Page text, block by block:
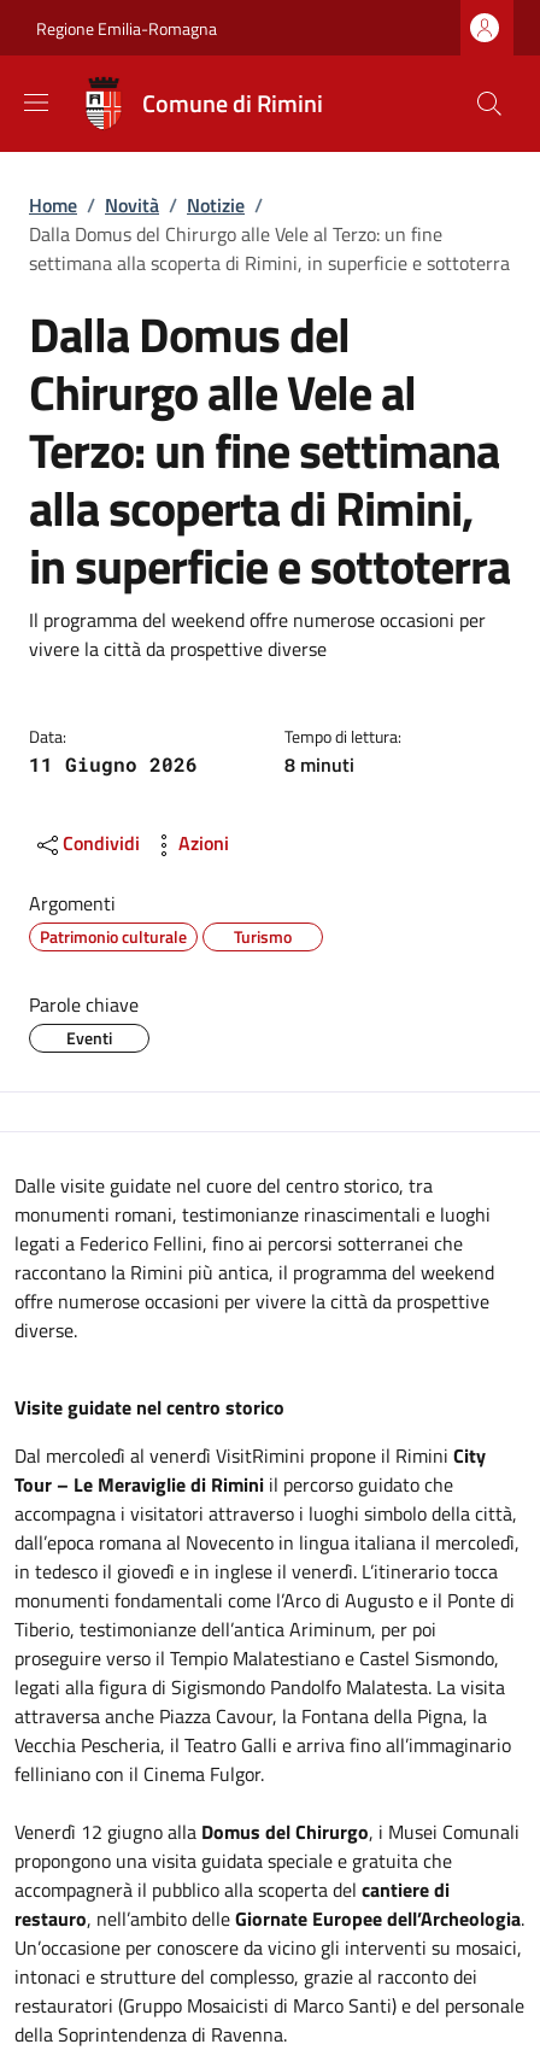
Regione Emilia-Romagna
Comune di Rimini
Briciole di pane
Home / Novità / Notizie /
Dalla Domus del Chirurgo alle Vele al Terzo: un fine
settimana alla scoperta di Rimini, in superficie e sottoterra
Dalla Domus del
Chirurgo alle Vele al
Terzo: un fine settimana
alla scoperta di Rimini,
in superficie e sottoterra
Dettagli
Descrizione breve
Il programma del weekend offre numerose occasioni per
vivere la città da prospettive diverse
Data:
11 Giugno 2026
Tempo di lettura:
8 minuti
Condividi Azioni
Argomenti
Patrimonio culturale Turismo
Parole chiave
Eventi
Descrizione
Dalle visite guidate nel cuore del centro storico, tra
monumenti romani, testimonianze rinascimentali e luoghi
legati a Federico Fellini, fino ai percorsi sotterranei che
raccontano la Rimini più antica, il programma del weekend
offre numerose occasioni per vivere la città da prospettive
diverse.
Visite guidate nel centro storico
Dal mercoledì al venerdì VisitRimini propone il Rimini City
Tour – Le Meraviglie di Rimini il percorso guidato che
accompagna i visitatori attraverso i luoghi simbolo della città,
dall’epoca romana al Novecento in lingua italiana il mercoledì,
in tedesco il giovedì e in inglese il venerdì. L’itinerario tocca
monumenti fondamentali come l’Arco di Augusto e il Ponte di
Tiberio, testimonianze dell’antica Ariminum, per poi
proseguire verso il Tempio Malatestiano e Castel Sismondo,
legati alla figura di Sigismondo Pandolfo Malatesta. La visita
attraversa anche Piazza Cavour, la Fontana della Pigna, la
Vecchia Pescheria, il Teatro Galli e arriva fino all’immaginario
felliniano con il Cinema Fulgor.
Venerdì 12 giugno alla Domus del Chirurgo, i Musei Comunali
propongono una visita guidata speciale e gratuita che
accompagnerà il pubblico alla scoperta del cantiere di
restauro, nell’ambito delleGiornate Europee dell’Archeologia.
Un’occasione per conoscere da vicino gli interventi su mosaici,
intonaci e strutture del complesso, grazie al racconto dei
restauratori (Gruppo Mosaicisti di Marco Santi) e del personale
della Soprintendenza di Ravenna.